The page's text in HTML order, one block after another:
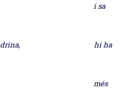
farina; i sa
fadrina, hi ha
caure bé. més